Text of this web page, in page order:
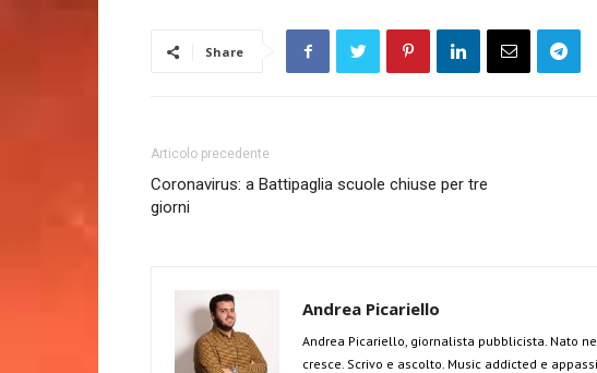
Share
Articolo precedente
Coronavirus: a Battipaglia scuole chiuse per tre
giorni
Andrea Picariello
Andrea Picariello, giornalista pubblicista. Nato
cresce. Scrivo e ascolto. Music addicted e